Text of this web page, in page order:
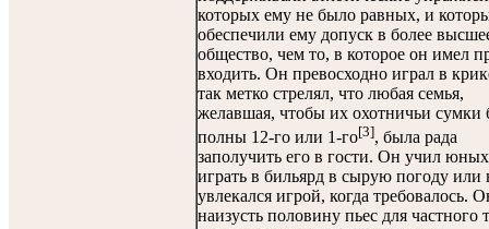
которых ему не было равных, и
обеспечили ему допуск в более
общество, чем то, в которое он имел
входить. Он превосходно играл в
так метко стрелял, что любая семья,
желавшая, чтобы их охотничьи сумки
полны 12-го или 1-го[3], была рада
заполучить его в гости. Он учил
играть в бильярд в сырую погоду или
увлекался игрой, когда требовалось.
наизусть половину пьес для частного